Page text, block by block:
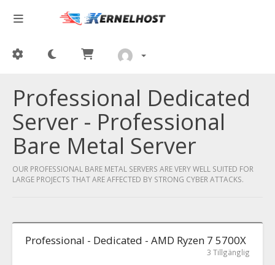
Professional Dedicated
Server - Professional
Bare Metal Server
OUR PROFESSIONAL BARE METAL SERVERS ARE VERY WELL SUITED FOR
LARGE PROJECTS THAT ARE AFFECTED BY STRONG CYBER ATTACKS.
Professional - Dedicated - AMD Ryzen 7 5700X
3 Tillgänglig